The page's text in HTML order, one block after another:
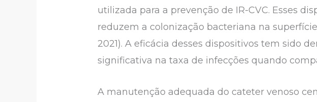
utilizada para a prevenção de IR-CVC. Esses
reduzem a colonização bacteriana na
2021). A eficácia desses dispositivos tem sido
significativa na taxa de infecções quando
A manutenção adequada do cateter venoso